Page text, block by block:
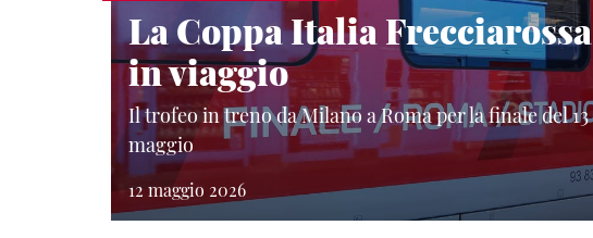
La Coppa Italia Frecciarossa
in viaggio
Il trofeo in treno da Milano a Roma per la finale del 13
maggio
12 maggio 2026